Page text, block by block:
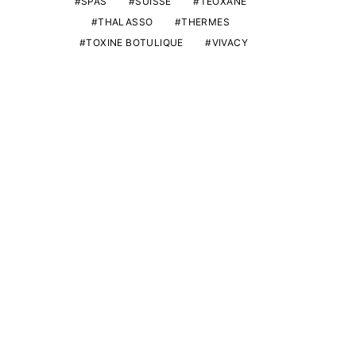
THALASSO
THERMES
TOXINE BOTULIQUE
VIVACY